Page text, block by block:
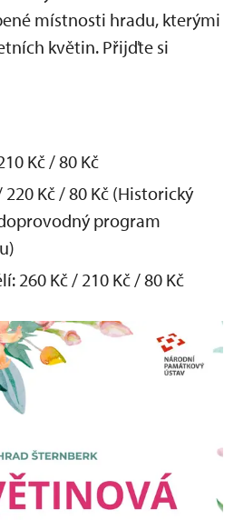
místnosti hradu, kterými
květin. Přijďte si
Kč / 80 Kč
220 Kč / 80 Kč (Historický
program
260 Kč / 210 Kč / 80 Kč